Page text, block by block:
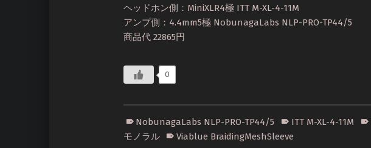
ヘッドホン側：MiniXLR4極 ITT M-XL-4-11M
アンプ側：4.4mm5極 NobunagaLabs NLP-PRO-TP44/5
商品代 22865円
0
NobunagaLabs NLP-PRO-TP44/5 ITT M-XL-4-11M
モノラル
Viablue BraidingMeshSleeve